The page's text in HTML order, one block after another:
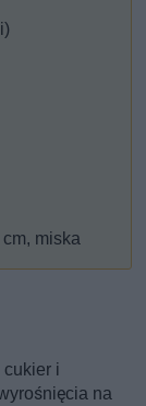
miska
i
na